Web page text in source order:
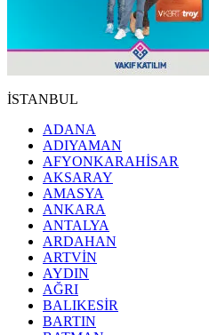
İSTANBUL
ADANA
ADIYAMAN
AFYONKARAHİSAR
AKSARAY
AMASYA
ANKARA
ANTALYA
ARDAHAN
ARTVİN
AYDIN
AĞRI
BALIKESİR
BARTIN